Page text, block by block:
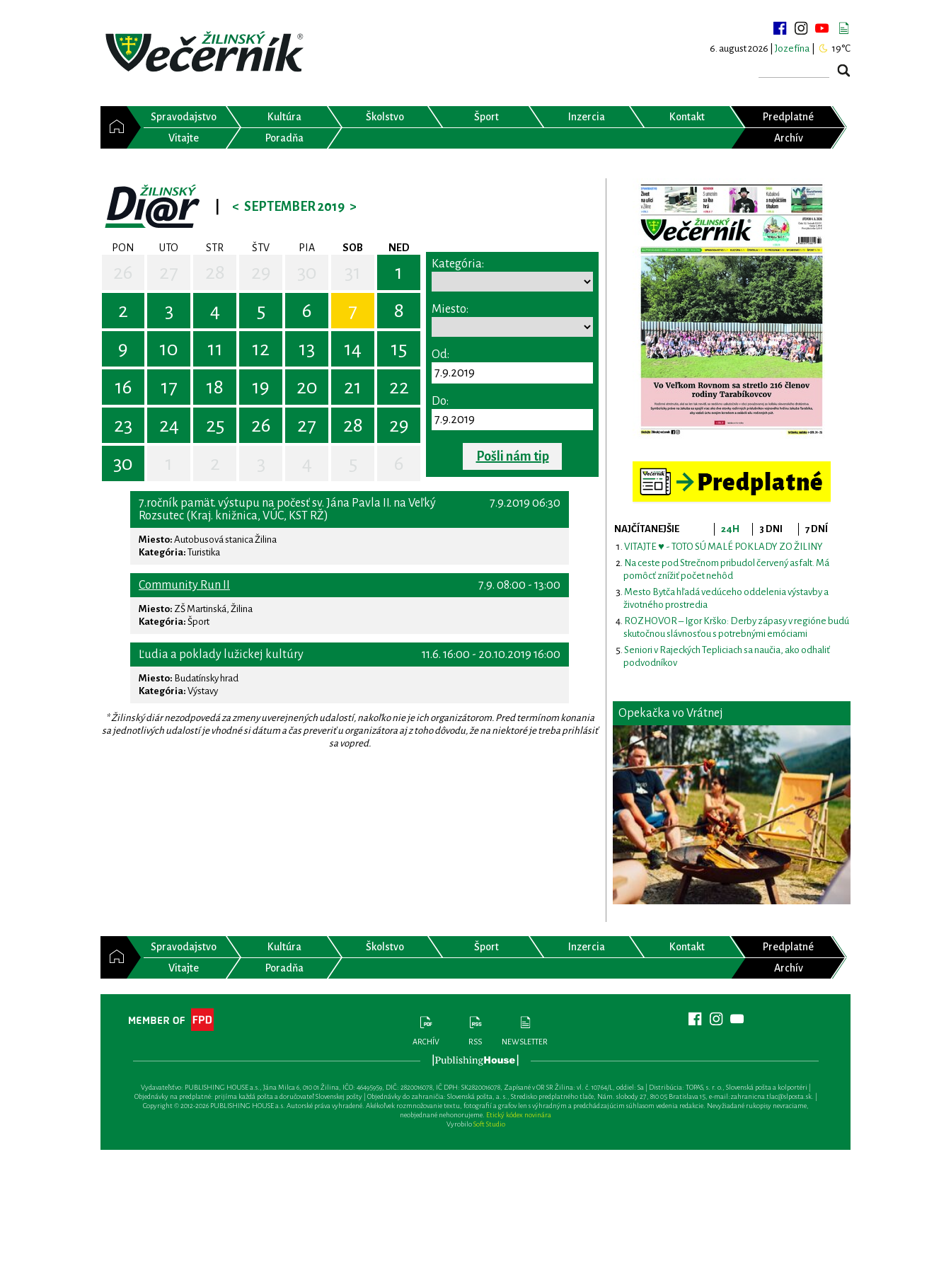
6. august 2026 | Jozefína 19°C
Spravodajstvo Kultúra Školstvo Šport Inzercia Kontakt
Predplatné
Vitajte
Poradňa Archív
< SEPTEMBER 2019 >
PON UTO STR ŠTV PIA SOB NED
1
2
3 4 5 6 7
8
9
10 11 12 13 14
15
16
17 18 19 20 21
22
23
24 25 26 27 28
29
30
Kategória:
Miesto:
Od:
Do:
Pošli nám tip
7.9.2019 06:30
7.ročník pamät. výstupu na počesť sv. Jána Pavla II. na Veľký
Rozsutec (Kraj. knižnica, VÚC, KST RŽ)
Miesto: Autobusová stanica Žilina
Kategória: Turistika
7.9. 08:00 - 13:00
Community Run II
Miesto: ZŠ Martinská, Žilina
Kategória: Šport
11.6. 16:00 - 20.10.2019 16:00
Ľudia a poklady lužickej kultúry
Miesto: Budatínsky hrad
Kategória: Výstavy
* Žilinský diár nezodpovedá za zmeny uverejnených udalostí, nakoľko nie je ich organizátorom. Pred termínom konania
sa jednotlivých udalostí je vhodné si dátum a čas preveriť u organizátora aj z toho dôvodu, že na niektoré je treba prihlásiť
sa vopred.
NAJČÍTANEJŠIE 24H 3 DNI
7 DNÍ
VITAJTE ♥ - TOTO SÚ MALÉ POKLADY ZO ŽILINY
Na ceste pod Strečnom pribudol červený asfalt. Má
pomôcť znížiť počet nehôd
Mesto Bytča hľadá vedúceho oddelenia výstavby a
životného prostredia
ROZHOVOR – Igor Krško: Derby zápasy v regióne budú
skutočnou slávnosťou s potrebnými emóciami
Seniori v Rajeckých Tepliciach sa naučia, ako odhaliť
podvodníkov
Opekačka vo Vrátnej
Spravodajstvo Kultúra Školstvo Šport Inzercia Kontakt
Predplatné
Vitajte
Poradňa Archív
ARCHÍV RSS NEWSLETTER
Vydavateľsťvo: PUBLISHING HOUSE a.s., Jána Milca 6, 010 01 Žilina, IČO: 46495959, DIČ: 2820016078, IČ DPH: SK2820016078, Zapísané v OR SR Žilina: vl. č. 10764/L, oddiel: Sa | Distribúcia: TOPAS, s. r. o., Slovenská pošta a kolportéri |
Objednávky na predplatné: prijíma každá pošta a doručovateľ Slovenskej pošty | Objednávky do zahraničia: Slovenská pošta, a. s., Stredisko predplatného tlače, Nám. slobody 27, 810 05 Bratislava 15, e-mail:zahranicna.tlac@slposta.sk. |
Copyright © 2012-2026 PUBLISHING HOUSE a.s. Autorské práva vyhradené. Akékoľvek rozmnožovanie textu, fotografií a grafov len s výhradným a predchádzajúcim súhlasom vedenia redakcie. Nevyžiadané rukopisy nevraciame,
neobjednané nehonorujeme. Etický kódex novinára
VyrobiloSoft Studio